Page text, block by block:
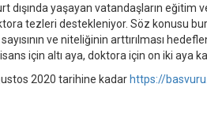
dışında yaşayan vatandaşların eğitim
tezleri destekleniyor. Söz konusu
ve niteliğinin arttırılması
için altı aya, doktora için on iki aya
2020 tarihine kadar https://